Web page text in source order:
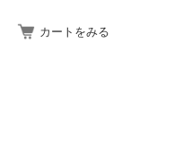
カートをみる